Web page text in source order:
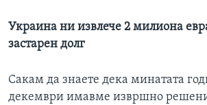
Украина ни извлече 2 милиона
застарен долг
Сакам да знаете дека минатата
декември имавме извршно